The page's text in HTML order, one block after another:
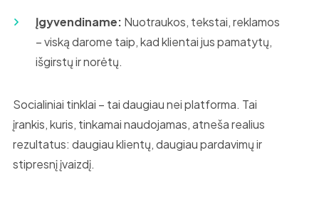
Įgyvendiname: Nuotraukos, tekstai, reklamos
– viską darome taip, kad klientai jus pamatytų,
išgirstų ir norėtų.
Socialiniai tinklai – tai daugiau nei platforma. Tai
įrankis, kuris, tinkamai naudojamas, atneša realius
rezultatus: daugiau klientų, daugiau pardavimų ir
stipresnį įvaizdį.